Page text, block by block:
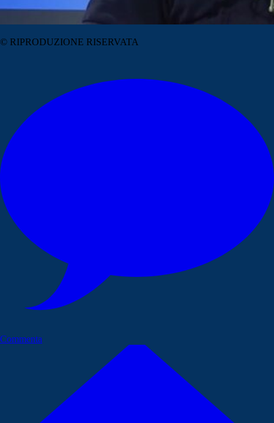
© RIPRODUZIONE RISERVATA
Commenta